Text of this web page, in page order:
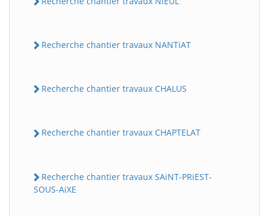
Recherche chantier travaux NANTiAT
Recherche chantier travaux CHALUS
Recherche chantier travaux CHAPTELAT
Recherche chantier travaux SAiNT-PRiEST-
SOUS-AiXE